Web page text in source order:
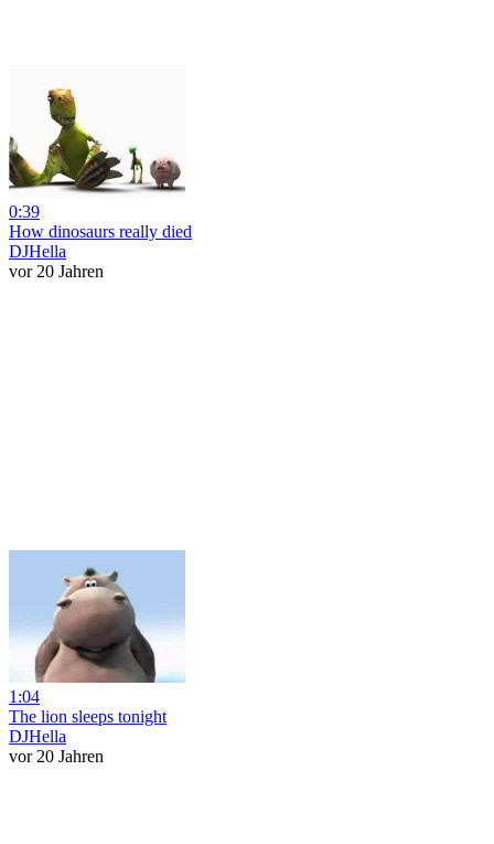
0:39
How dinosaurs really died
DJHella
vor 20 Jahren
1:04
The lion sleeps tonight
DJHella
vor 20 Jahren